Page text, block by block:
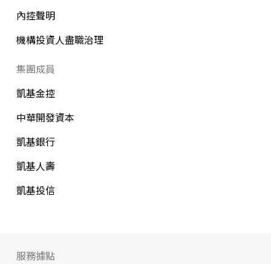
內控聲明
機構投資人盡職治理
集團成員
凱基金控
中華開發資本
凱基銀行
凱基人壽
凱基投信
服務據點